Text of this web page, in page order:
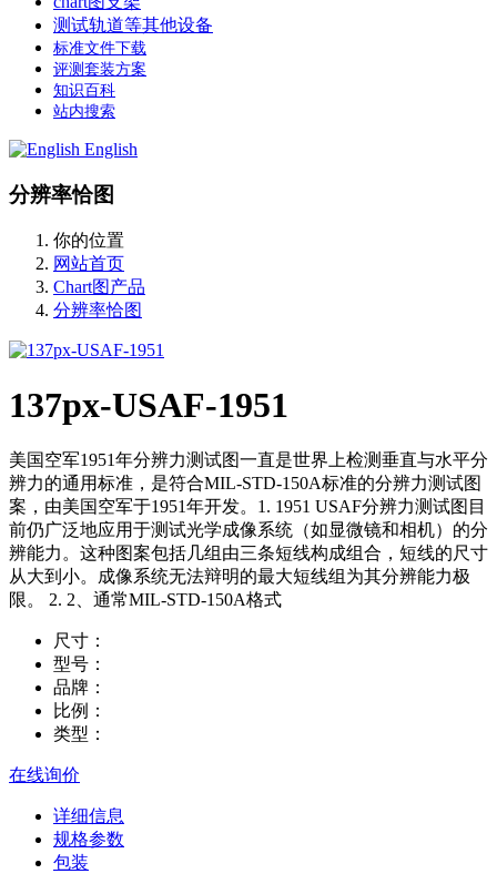
测试轨道等其他设备
标准文件下载
评测套装方案
知识百科
站内搜索
English
分辨率恰图
你的位置
网站首页
Chart图产品
分辨率恰图
137px-USAF-1951
美国空军1951年分辨力测试图一直是世界上检测垂直与水平分
辨力的通用标准，是符合MIL-STD-150A标准的分辨力测试图
案，由美国空军于1951年开发。1. 1951 USAF分辨力测试图目
前仍广泛地应用于测试光学成像系统（如显微镜和相机）的分
辨能力。这种图案包括几组由三条短线构成组合，短线的尺寸
从大到小。成像系统无法辩明的最大短线组为其分辨能力极
限。 2. 2、通常MIL-STD-150A格式
尺寸：
型号：
品牌：
比例：
类型：
在线询价
详细信息
规格参数
包装